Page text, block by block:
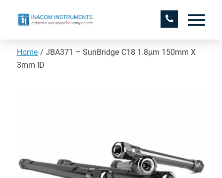
Home / JBA371 – SunBridge C18 1.8µm 150mm X
3mm ID